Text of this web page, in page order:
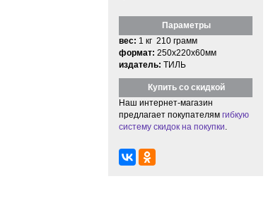
Параметры
вес: 1 кг 210 грамм
формат: 250x220x60мм
издатель: ТИЛЬ
Купить со скидкой
Наш интернет-магазин
предлагает покупателям гибкую
систему скидок на покупки